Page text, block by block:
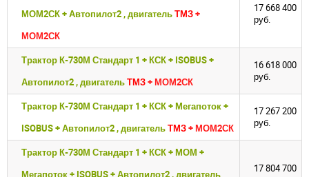
МОМ2СК + Автопилот2 , двигательТМЗ+
МОМ2СК
17 668 400
руб.
Трактор К-730М Стандарт 1 + КСК + ISOBUS +
Автопилот2 , двигательТМЗ+ МОМ2СК
16 618 000
руб.
Трактор К-730М Стандарт 1 + КСК + Мегапоток +
ISOBUS + Автопилот2 , двигательТМЗ+ МОМ2СК
17 267 200
руб.
Трактор К-730М Стандарт 1 + КСК + МОМ +
Мегапоток + ISOBUS + Автопилот2 , двигатель
17 804 700